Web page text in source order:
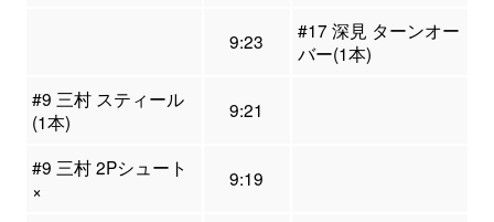
9:23
#17 深見 ターンオー
バー(1本)
#9 三村 スティール
(1本)
9:21
#9 三村 2Pシュート
×
9:19